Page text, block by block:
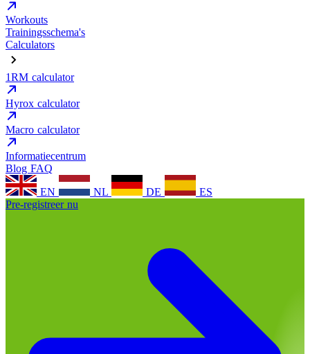
Workouts
Trainingsschema's
Calculators
1RM calculator
Hyrox calculator
Macro calculator
Informatiecentrum
Blog FAQ
EN
NL DE
ES
Pre-registreer nu